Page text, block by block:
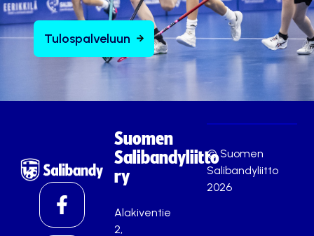
Tulospalveluun
Suomen
Salibandyliitto
ry
Alakiventie
2,
© Suomen
Salibandyliitto
2026